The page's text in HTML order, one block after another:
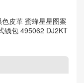
皮革 蜜蜂星星图案
钱包 495062 DJ2KT